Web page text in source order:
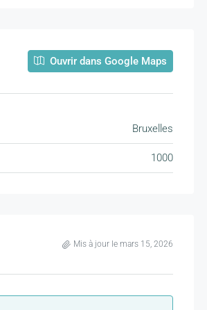
Ouvrir dans Google Maps
Bruxelles
1000
Mis à jour le mars 15, 2026